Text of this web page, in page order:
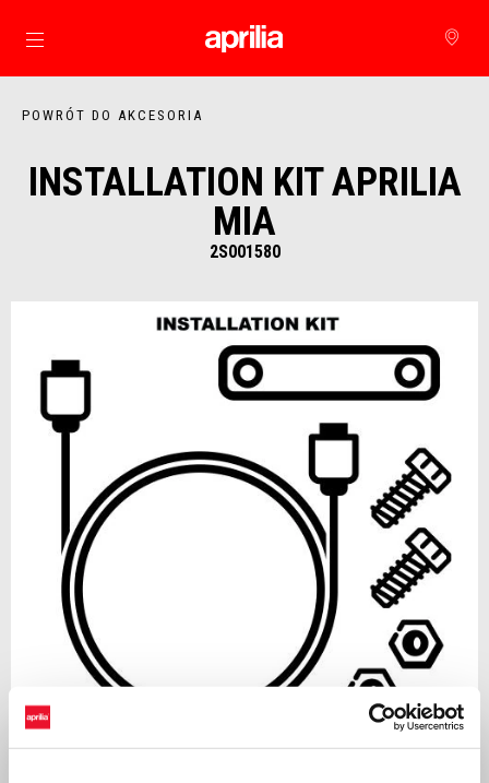
Idź do strony głównej
POWRÓT DO AKCESORIA
INSTALLATION KIT APRILIA
MIA
2S001580